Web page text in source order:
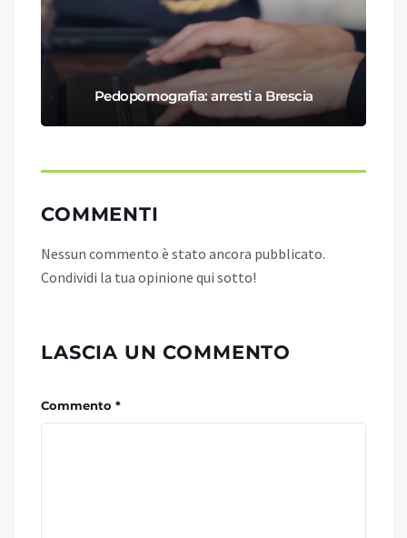
Pedopornografia: arresti a Brescia
COMMENTI
Nessun commento è stato ancora pubblicato.
Condividi la tua opinione qui sotto!
LASCIA UN COMMENTO
Commento *